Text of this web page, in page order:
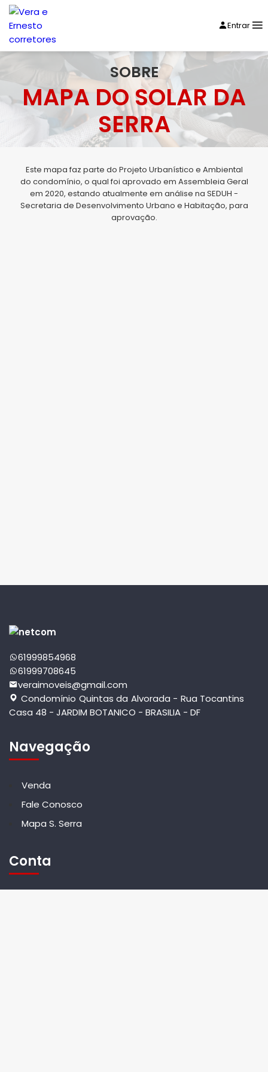
Entrar
SOBRE
MAPA DO SOLAR DA
SERRA
Este mapa faz parte do Projeto Urbanístico e Ambiental
do condomínio, o qual foi aprovado em Assembleia Geral
em 2020, estando atualmente em análise na SEDUH -
Secretaria de Desenvolvimento Urbano e Habitação, para
aprovação.
61999854968
61999708645
veraimoveis@gmail.com
Condomínio Quintas da Alvorada - Rua Tocantins
Casa 48 - JARDIM BOTANICO - BRASILIA - DF
Navegação
Venda
Fale Conosco
Mapa S. Serra
Conta